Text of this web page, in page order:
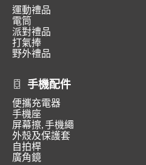
運動禮品
電筒
派對禮品
打氣捧
野外禮品
手機配件
便攜充電器
手機座
屏幕擦, 手機繩
外殼及保護套
自拍桿
廣角鏡